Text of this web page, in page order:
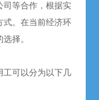
司等合作，根据实
式。在当前经济环
择。
工可以分为以下几